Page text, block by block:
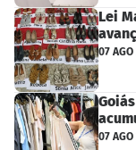
Lei
07 AGO
07 AGO